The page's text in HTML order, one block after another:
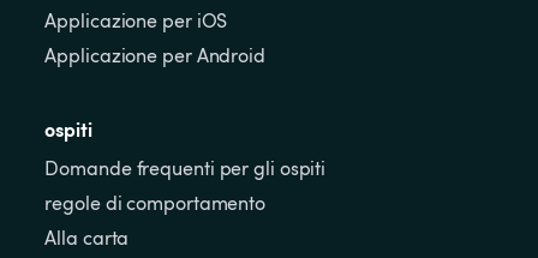
Applicazione per iOS
Applicazione per Android
ospiti
Domande frequenti per gli ospiti
regole di comportamento
Alla carta